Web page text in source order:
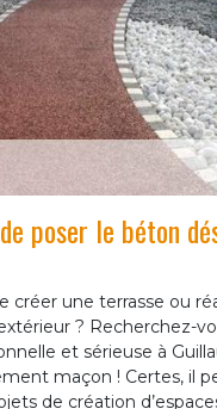
poser le béton
créer une terrasse ou
? Recherchez-
et sérieuse à
maçon ! Certes, il
de création